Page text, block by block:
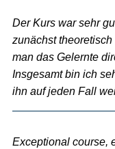
Der Kurs war sehr
zunächst
man das Gelernte
Insgesamt bin ich
ihn auf jeden Fall
Exceptional course,